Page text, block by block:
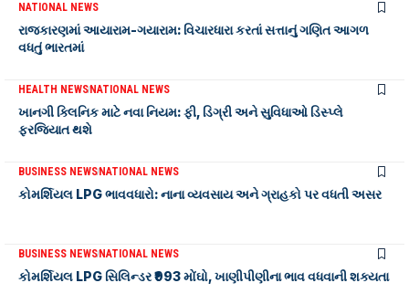
NATIONAL NEWS
રાજકારણમાં આયારામ-ગયારામ: વિચારધારા કરતાં સત્તાનું ગણિત આગળ
વધતું ભારતમાં
HEALTH NEWSNATIONAL NEWS
ખાનગી ક્લિનિક માટે નવા નિયમ: ફી, ડિગ્રી અને સુવિધાઓ ડિસ્પ્લે
ફરજિયાત થશે
BUSINESS NEWSNATIONAL NEWS
કોમર્શિયલ LPG ભાવવધારો: નાના વ્યવસાય અને ગ્રાહકો પર વધતી અસર
BUSINESS NEWSNATIONAL NEWS
કોમર્શિયલ LPG સિલિન્ડર ₹993 મોંઘો, ખાણીપીણીના ભાવ વધવાની શક્યતા